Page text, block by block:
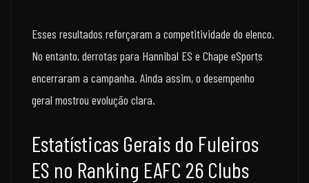
Esses resultados reforçaram a competitividade do elenco.
No entanto, derrotas para Hannibal ES e Chape eSports
encerraram a campanha. Ainda assim, o desempenho
geral mostrou evolução clara.
Estatísticas Gerais do Fuleiros
ES no Ranking EAFC 26 Clubs